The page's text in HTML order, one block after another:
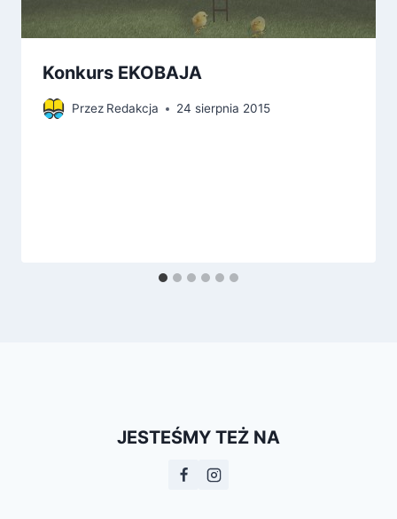
Konkurs EKOBAJA
Przez Redakcja 24 sierpnia 2015
JESTEŚMY TEŻ NA